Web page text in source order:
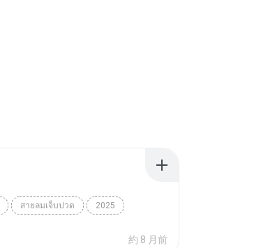
สายลมเจ็บปวด 2025
約 8 月前